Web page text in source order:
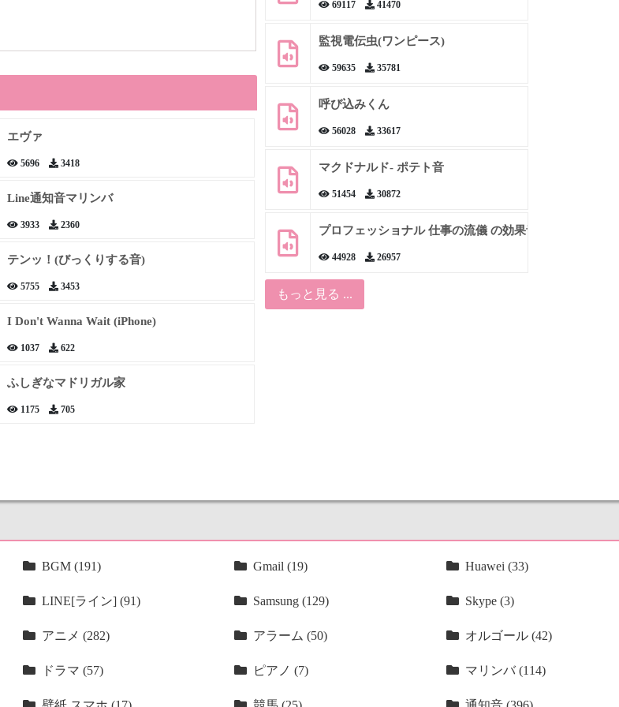
エヴァ
5696 3418
Line通知音マリンバ
3933 2360
テンッ！(びっくりする音)
5755 3453
I Don't Wanna Wait (iPhone)
1037 622
ふしぎなマドリガル家
1175 705
69117 41470
監視電伝虫(ワンピース)
59635 35781
呼び込みくん
56028 33617
マクドナルド- ポテト音
51454 30872
プロフェッショナル 仕事の流儀 の効果音
44928 26957
もっと見る ...
BGM (191) Gmail (19) Huawei (33)
LINE[ライン] (91) Samsung (129) Skype (3)
アニメ (282) アラーム (50) オルゴール (42)
ドラマ (57) ピアノ (7) マリンバ (114)